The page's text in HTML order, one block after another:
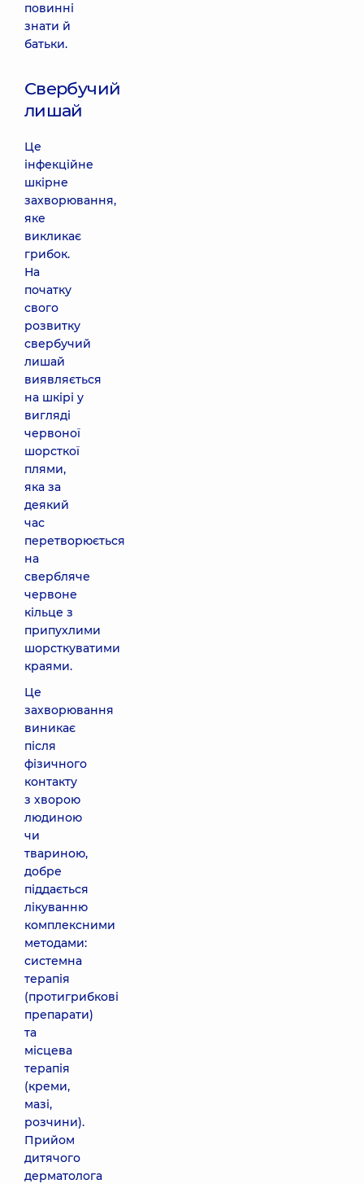
повинні
знати й
батьки.
Свербучий
лишай
Це
інфекційне
шкірне
захворювання,
яке
викликає
грибок.
На
початку
свого
розвитку
свербучий
лишай
виявляється
на шкірі у
вигляді
червоної
шорсткої
плями,
яка за
деякий
час
перетворюється
на
свербляче
червоне
кільце з
припухлими
шорсткуватими
краями.
Це
захворювання
виникає
після
фізичного
контакту
з хворою
людиною
чи
твариною,
добре
піддається
лікуванню
комплексними
методами:
системна
терапія
(протигрибкові
препарати)
та
місцева
терапія
(креми,
мазі,
розчини).
Прийом
дитячого
дерматолога